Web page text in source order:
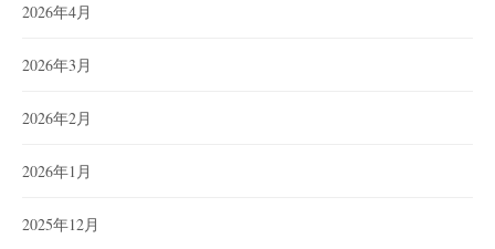
2026年4月
2026年3月
2026年2月
2026年1月
2025年12月